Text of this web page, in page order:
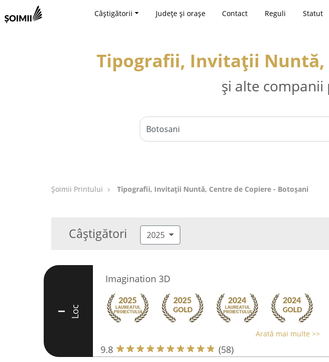
Câștigătorii Județe și orașe Contact Reguli Statut
Tipografii, Invitații Nuntă,
și alte
Şoimii Printului Tipografii, Invitații Nuntă, Centre de Copiere - Botoşani
Câștigători 2025
I Loc
Imagination 3D
Arată mai multe >>
9.8 (58)